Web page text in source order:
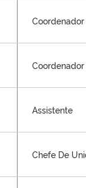
Coordenador
Coordenador
Assistente
Chefe De